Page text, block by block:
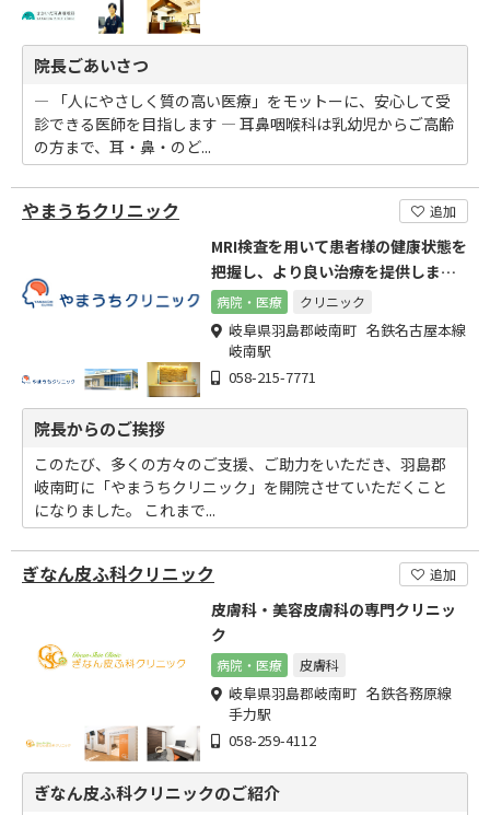
院長ごあいさつ
― 「人にやさしく質の高い医療」をモットーに、安心して受
診できる医師を目指します ― 耳鼻咽喉科は乳幼児からご高齢
の方まで、耳・鼻・のど...
やまうちクリニック 追加
MRI検査を用いて患者様の健康状態を
把握し、より良い治療を提供しま
す。
病院・医療 クリニック
岐阜県羽島郡岐南町 名鉄名古屋本線
岐南駅
058-215-7771
院長からのご挨拶
このたび、多くの方々のご支援、ご助力をいただき、羽島郡
岐南町に「やまうちクリニック」を開院させていただくこと
になりました。 これまで...
ぎなん皮ふ科クリニック 追加
皮膚科・美容皮膚科の専門クリニッ
ク
病院・医療 皮膚科
岐阜県羽島郡岐南町 名鉄各務原線
手力駅
058-259-4112
ぎなん皮ふ科クリニックのご紹介